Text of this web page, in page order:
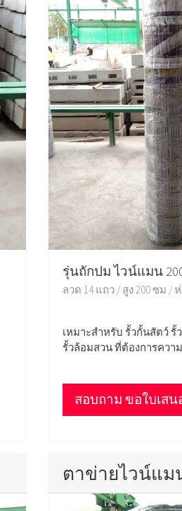
รุ่นถักปม ไวน์แมน
ลวด 14 แถว / สูง 200 ซม /
เหมาะสำหรับ รั้วกั้นสัตว์
รั้วล้อมสวน ที่ต้องการควา
สอบถาม ขอใบเสน
ตาข่ายไวน์แม